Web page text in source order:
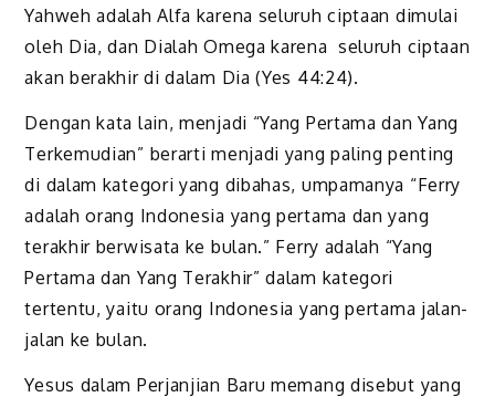
Yahweh adalah Alfa karena seluruh ciptaan dimulai
oleh Dia, dan Dialah Omega karena seluruh ciptaan
akan berakhir di dalam Dia (Yes 44:24).
Dengan kata lain, menjadi “Yang Pertama dan Yang
Terkemudian” berarti menjadi yang paling penting
di dalam kategori yang dibahas, umpamanya “Ferry
adalah orang Indonesia yang pertama dan yang
terakhir berwisata ke bulan.” Ferry adalah “Yang
Pertama dan Yang Terakhir” dalam kategori
tertentu, yaitu orang Indonesia yang pertama jalan-
jalan ke bulan.
Yesus dalam Perjanjian Baru memang disebut yang